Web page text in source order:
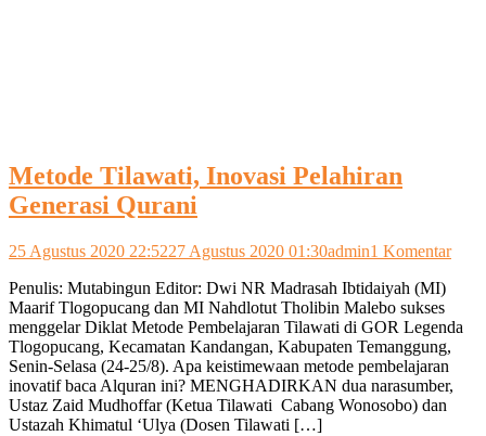
Metode Tilawati, Inovasi Pelahiran
Generasi Qurani
25 Agustus 2020 22:5227 Agustus 2020 01:30admin1 Komentarpada
Penulis: Mutabingun Editor: Dwi NR Madrasah Ibtidaiyah (MI)
Maarif Tlogopucang dan MI Nahdlotut Tholibin Malebo sukses
menggelar Diklat Metode Pembelajaran Tilawati di GOR Legenda
Tlogopucang, Kecamatan Kandangan, Kabupaten Temanggung,
Senin-Selasa (24-25/8). Apa keistimewaan metode pembelajaran
inovatif baca Alquran ini? MENGHADIRKAN dua narasumber,
Ustaz Zaid Mudhoffar (Ketua Tilawati Cabang Wonosobo) dan
Ustazah Khimatul ‘Ulya (Dosen Tilawati […]